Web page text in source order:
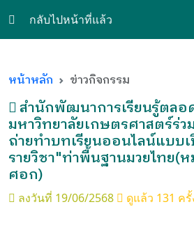
กลับไปหน้าที่แล้ว
หน้าหลัก ข่าวกิจกรรม
สำนักพัฒนาการเรียนรู้ตลอ
มหาวิทยาลัยเกษตรศาสตร์ร่
ถ่ายทำบทเรียนออนไลน์แบบ
รายวิชา"ท่าพื้นฐานมวยไทย(
ศอก)
ลงวันที่ 19/06/2568 ดูแล้ว 131 ครั้